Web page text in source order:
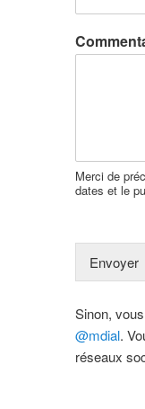
Merci de
dates et le
Envoyer
Sinon,
@mdial.
réseaux